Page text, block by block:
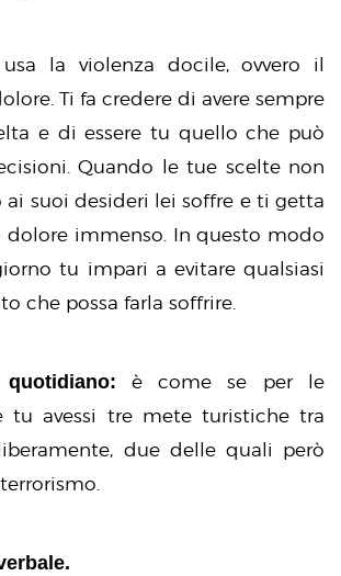
la violenza docile, ovvero il
Ti fa credere di avere sempre
e di essere tu quello che può
Quando le tue scelte non
ai suoi desideri lei soffre e ti getta
dolore immenso. In questo modo
tu impari a evitare qualsiasi
che possa farla soffrire.
è come se per le
tu avessi tre mete turistiche tra
due delle quali però